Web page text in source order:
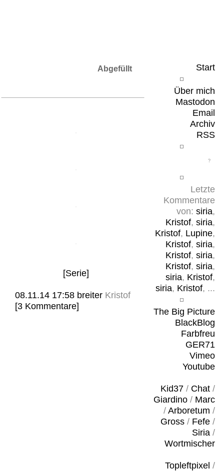
Start
Über mich
Mastodon
Email
Archiv
RSS
Letzte
Kommentare
von: siria,
Kristof, siria,
Kristof, Lupine,
Kristof, siria,
Kristof, siria,
Kristof, siria,
siria, Kristof,
siria, Kristof, ...
The Big Picture
BlackBlog
Farbfreu
GER71
Vimeo
Youtube
Kid37/ Chat/
Giardino/ Marc
/ Arboretum /
Gross/ Fefe/
Siria/
Wortmischer
Topleftpixel /
Abgefüllt
[Serie]
08.11.14 17:58 breiter Kristof
[3 Kommentare]